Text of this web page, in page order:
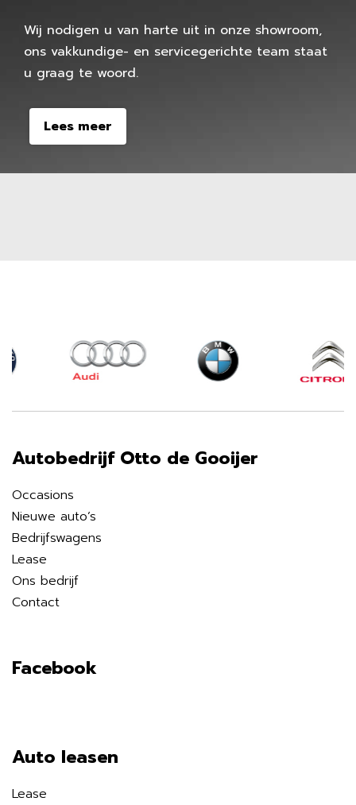
Wij nodigen u van harte uit in onze showroom,
ons vakkundige- en servicegerichte team staat
u graag te woord.
Lees meer
Autobedrijf Otto de Gooijer
Occasions
Nieuwe auto’s
Bedrijfswagens
Lease
Ons bedrijf
Contact
Facebook
Auto leasen
Lease